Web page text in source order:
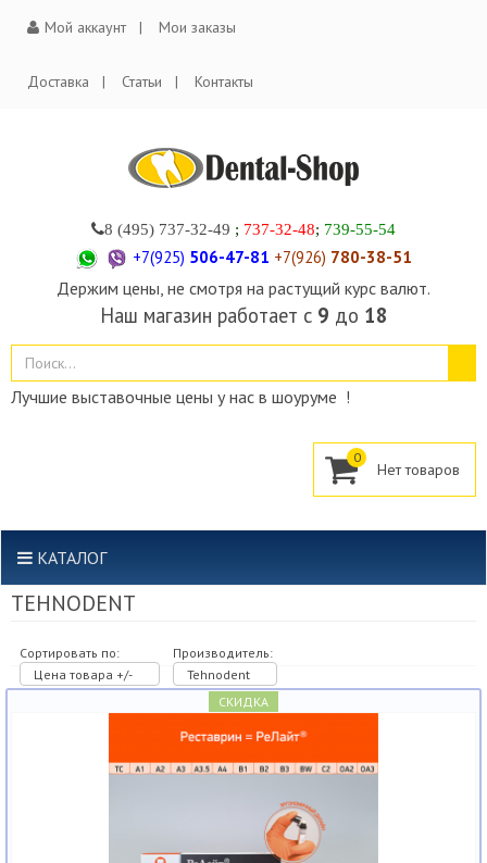
Мой аккаунт Мои заказы
Доставка Статьи Контакты
8 (495) 737-32-49 ; 737-32-48; 739-55-54
+7(925) 506-47-81 +7(926) 780-38-51
Держим цены, не смотря на растущий курс валют.
Наш магазин работает с 9 до 18
Лучшие выставочные цены у нас в шоуруме !
0
КАТАЛОГ
TEHNODENT
Сортировать по:
Цена товара +/-
Производитель:
Tehnodent
СКИДКА